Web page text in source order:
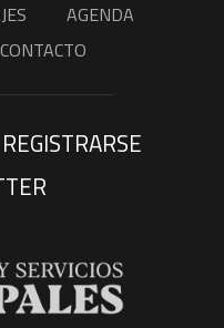
AGENDA
CONTACTO
REGISTRARSE